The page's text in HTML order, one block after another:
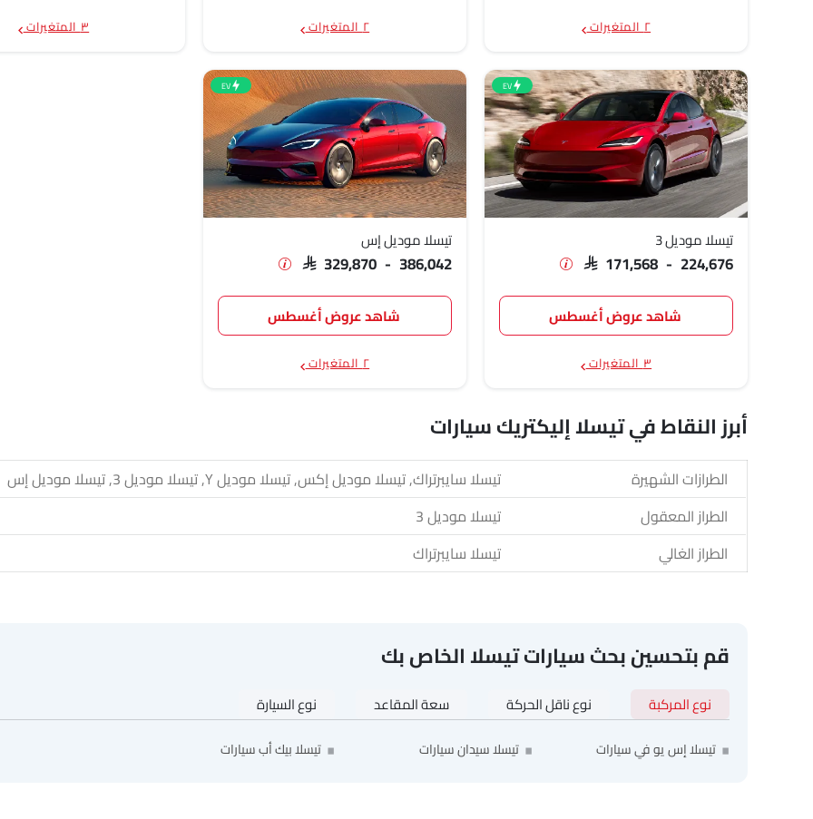
٢ المتغيرات ٢ المتغيرات ٣ المتغيرات
EV
تيسلا موديل 3
SAR 171,568 - 224,676
شاهد عروض أغسطس
٣ المتغيرات
EV
تيسلا موديل إس
SAR 329,870 - 386,042
شاهد عروض أغسطس
٢ المتغيرات
أبرز النقاط في تيسلا إليكتريك سيارات
الطرازات الشهيرة
تيسلا سايبرتراك, تيسلا موديل إكس, تيسلا موديل Y, تيسلا موديل 3, تيسلا موديل إس
الطراز المعقول
تيسلا موديل 3
الطراز الغالي
تيسلا سايبرتراك
قم بتحسين بحث سيارات تيسلا الخاص بك
نوع المركبة نوع ناقل الحركة سعة المقاعد نوع السيارة
تيسلا إس يو في سيارات تيسلا سيدان سيارات تيسلا بيك أب سيارات